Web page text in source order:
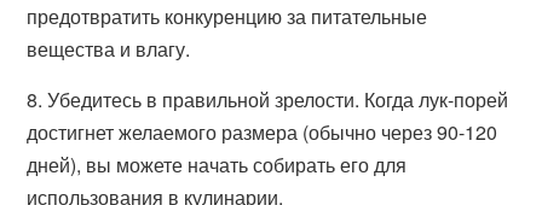
предотвратить конкуренцию за питательные
вещества и влагу.
8. Убедитесь в правильной зрелости. Когда лук-порей
достигнет желаемого размера (обычно через 90-120
дней), вы можете начать собирать его для
использования в кулинарии.